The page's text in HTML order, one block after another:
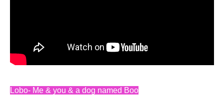
Lobo- Me & you & a dog named Boo